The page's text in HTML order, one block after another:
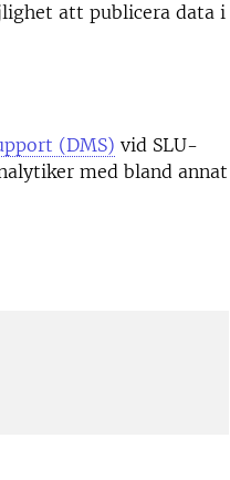
att publicera data i
(DMS) vid SLU-
med bland annat